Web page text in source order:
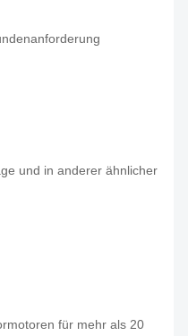
und in anderer ähnlicher
für mehr als 20